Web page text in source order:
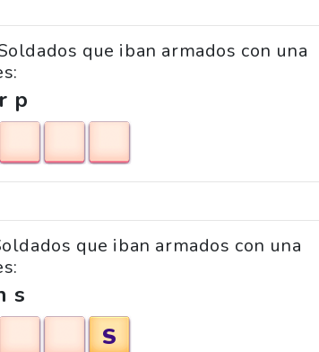
que iban armados con una
p
que iban armados con una
s
S